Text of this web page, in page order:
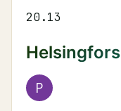
20.13
Helsingfors
P